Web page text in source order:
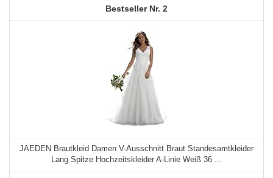
2
JAEDEN Brautkleid Damen V-Ausschnitt Braut Standesamtkleider
Lang Spitze Hochzeitskleider A-Linie Weiß 36 ...